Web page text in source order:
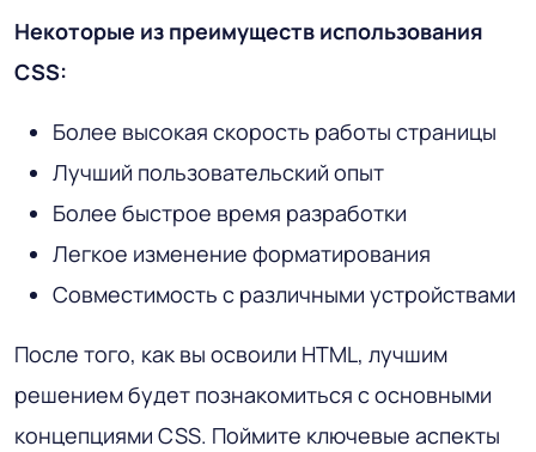
Некоторые из преимуществ использования
CSS:
Более высокая скорость работы страницы
Лучший пользовательский опыт
Более быстрое время разработки
Легкое изменение форматирования
Совместимость с различными устройствами
После того, как вы освоили HTML, лучшим
решением будет познакомиться с основными
концепциями CSS. Поймите ключевые аспекты